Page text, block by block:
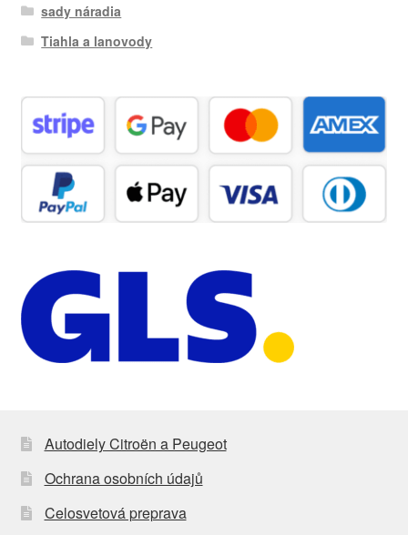
sady náradia
Tiahla a lanovody
Autodiely Citroën a Peugeot
Ochrana osobních údajů
Celosvetová preprava